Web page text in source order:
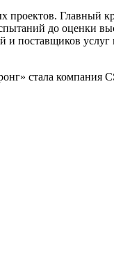
Главный
до оценки
и поставщиков
стала